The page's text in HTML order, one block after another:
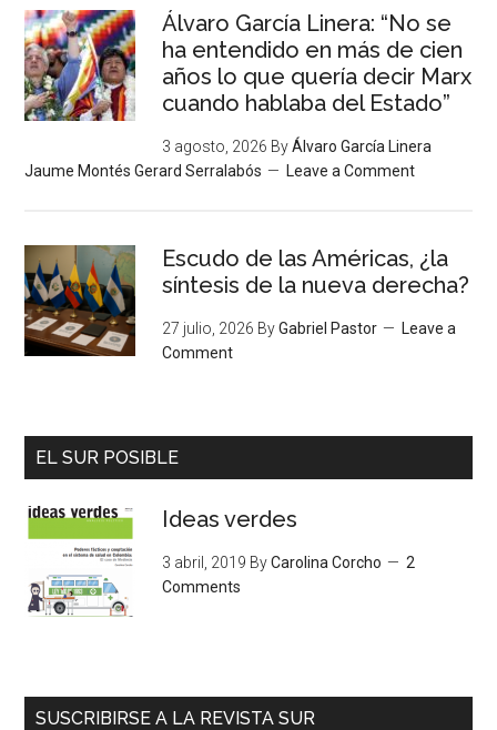
Álvaro García Linera: “No se
ha entendido en más de cien
años lo que quería decir Marx
cuando hablaba del Estado”
3 agosto, 2026 ByÁlvaro García Linera
Jaume Montés Gerard Serralabós
Leave a Comment
Escudo de las Américas, ¿la
síntesis de la nueva derecha?
27 julio, 2026 ByGabriel Pastor
Leave a
Comment
EL SUR POSIBLE
Ideas verdes
3 abril, 2019 ByCarolina Corcho
2
Comments
SUSCRIBIRSE A LA REVISTA SUR